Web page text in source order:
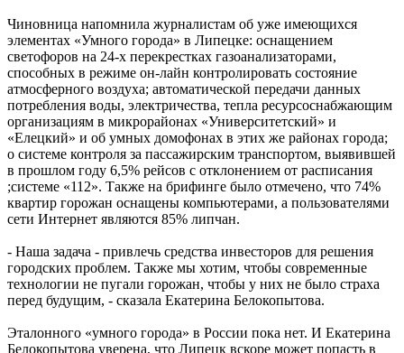
Чиновница напомнила журналистам об уже имеющихся
элементах «Умного города» в Липецке: оснащением
светофоров на 24-х перекрестках газоанализаторами,
способных в режиме он-лайн контролировать состояние
атмосферного воздуха; автоматической передачи данных
потребления воды, электричества, тепла ресурсоснабжающим
организациям в микрорайонах «Университетский» и
«Елецкий» и об умных домофонах в этих же районах города;
о системе контроля за пассажирским транспортом, выявившей
в прошлом году 6,5% рейсов с отклонением от расписания
;системе «112». Также на брифинге было отмечено, что 74%
квартир горожан оснащены компьютерами, а пользователями
сети Интернет являются 85% липчан.
- Наша задача - привлечь средства инвесторов для решения
городских проблем. Также мы хотим, чтобы современные
технологии не пугали горожан, чтобы у них не было страха
перед будущим, - сказала Екатерина Белокопытова.
Эталонного «умного города» в России пока нет. И Екатерина
Белокопытова уверена, что Липецк вскоре может попасть в